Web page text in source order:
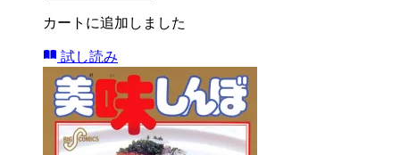
カートに追加しました
試し読み